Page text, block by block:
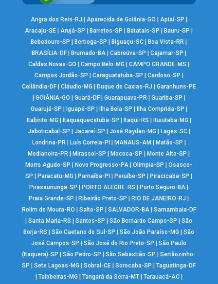
Angra dos Reis-RJ | Aparecida de Goiânia-GO | Apiaí-SP |
Aracaju-SE | Arujá-SP |Barretos-SP |Batatais-SP |Bauru-SP |
Bebedouro-SP |Bertioga-SP |Biguaçu-SC |Boa Vista-RR |
BRASÍLIA-DF| Brumado-BA| Cabreúva-SP | Cajamar-SP |
Caldas Novas-GO |Campo Belo-MG |CAMPO GRANDE-MS |
Campos Jordão-SP | Caraguatatuba-SP | Cardoso-SP |
Ceilândia-DF| Cláudio-MG | Duque de Caxias-RJ | Garanhuns-PE
| GOIÂNIA-GO | Guará-DF| Guarapuava-PR | Guariba-SP |
Guarujá-SP | Iguapé-SP | Ilha Bela-SP | Ilha Comprida-SP |
Itabirito-MG | Itaquaquecetuba-SP | Itaqui-RS | Ituiutaba-MG |
Jaboticabal-SP | Jacareí-SP | José Raydan-MG | Lages-SC|
Londrina-PR | Luís Correia-PI | MANAUS-AM | Matão-SP |
Medianeira-PR |Mirassol-SP |Mococa-SP |Monte Alto-SP |
Morro Agudo-SP |Novo Progresso-PA |Olímpia-SP |Osasco-
SP |Paracatu-MG |Parnaíba-PI |Peruíbe-SP |Piracicaba-SP |
Pirassununga-SP |PORTO ALEGRE-RS |Porto Seguro-BA |
Praia Grande-SP |Ribeirão Preto-SP |RIO DE JANEIRO-RJ |
Rolim de Moura-RO | Salto-SP | SALVADOR-BA| Samambaia-DF
|Santa Maria-RS |Santos-SP |São Bernardo Campo-SP |São
Borja-RS |São Caetano do Sul-SP |São João Paraíso-MG |São
José Campos-SP |São José do Rio Preto-SP |São Paulo
(Itaquera)-SP |São Pedro-SP |São Sebastião-SP |Sertãozinho-
SP |Sete Lagoas-MG |Sobral-CE |Sorocaba-SP |Taguatinga-DF
| Taiobeiras-MG | Tangará da Serra-MT| Tarauacá-AC|